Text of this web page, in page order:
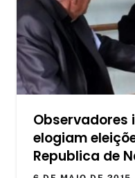
Observadores
elogiam
Republica de